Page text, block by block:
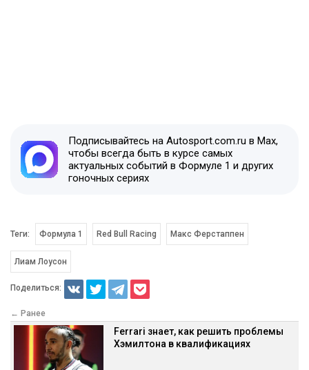
Подписывайтесь на Autosport.com.ru в Max,
чтобы всегда быть в курсе самых
актуальных событий в Формуле 1 и других
гоночных сериях
Теги: Формула 1 Red Bull Racing Макс Ферстаппен
Лиам Лоусон
Поделиться:
← Ранее
Ferrari знает, как решить проблемы
Хэмилтона в квалификациях